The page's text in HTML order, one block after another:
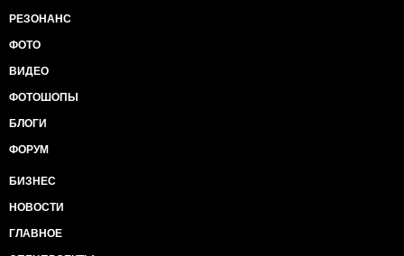
РЕЗОНАНС
ФОТО
ВИДЕО
ФОТОШОПЫ
БЛОГИ
ФОРУМ
БИЗНЕС
НОВОСТИ
ГЛАВНОЕ